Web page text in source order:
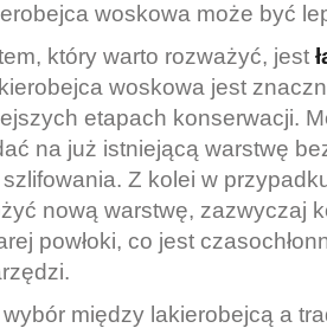
woskowa może być
który warto rozważyć, jest
woskowa jest
etapach konserwacji.
na już istniejącą warstwę
Z kolei w
nową warstwę, zazwyczaj
powłoki, co jest
między lakierobejcą a